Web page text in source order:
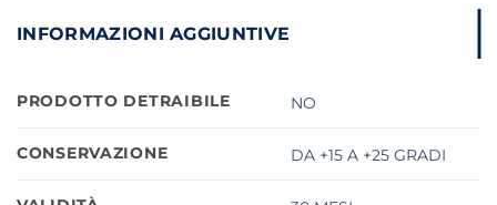
INFORMAZIONI AGGIUNTIVE
PRODOTTO DETRAIBILE NO
CONSERVAZIONE DA +15 A +25 GRADI